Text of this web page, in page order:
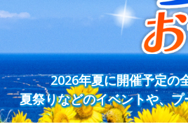
2026年夏に開催予定の
夏祭りなどのイベントや、